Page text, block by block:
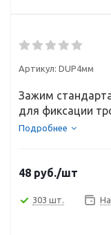
Артикул: DUP4мм
Зажим
для фиксации
Подробнее
48 руб./шт
303 шт.